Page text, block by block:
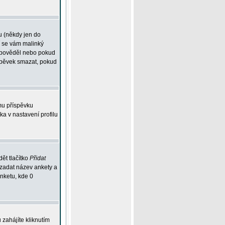
(někdy jen do
vám malinký
nebo pokud
smazat, pokud
příspěvku
v nastavení profilu
tlačítko Přidat
název ankety a
kde 0
zahájíte kliknutím